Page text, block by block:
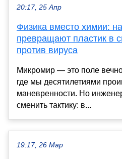
20:17, 25 Апр
Физика вместо химии:
превращают пластик в
против вируса
Микромир — это поле
где мы десятилетиями
маневренности. Но
сменить тактику: в...
19:17, 26 Мар